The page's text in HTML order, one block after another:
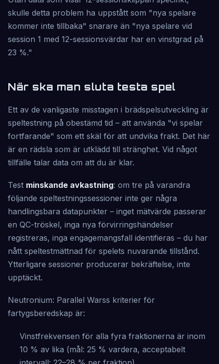
skulle detta problem ha uppstått som "nya spelare
kommer inte tillbaka" snarare än "nya spelare vid
session 1 med 12-sessionsvärdar har en vinstgrad på
23 %."
När ska man sluta testa spel
Ett av de vanligaste misstagen i brädspelsutveckling är
speltestning på obestämd tid – att använda "vi spelar
fortfarande" som ett skäl för att undvika frakt. Det här
är en rädsla som är utklädd till stränghet. Vid något
tillfälle talar data om att du är klar.
Test minskande avkastning: om tre på varandra
följande speltestningssessioner inte ger några
handlingsbara datapunkter – inget mätvärde passerar
en QC-tröskel, inga nya förvirringshändelser
registreras, inga engagemangsfall identifieras – du har
nått speltestmättnad för spelets nuvarande tillstånd.
Ytterligare sessioner producerar bekräftelse, inte
upptäckt.
Neutronium: Parallel Warss kriterier för
fartygsberedskap är:
Vinstfrekvensen för alla fyra fraktionerna är inom
10 % av lika (mål: 25 % vardera, acceptabelt